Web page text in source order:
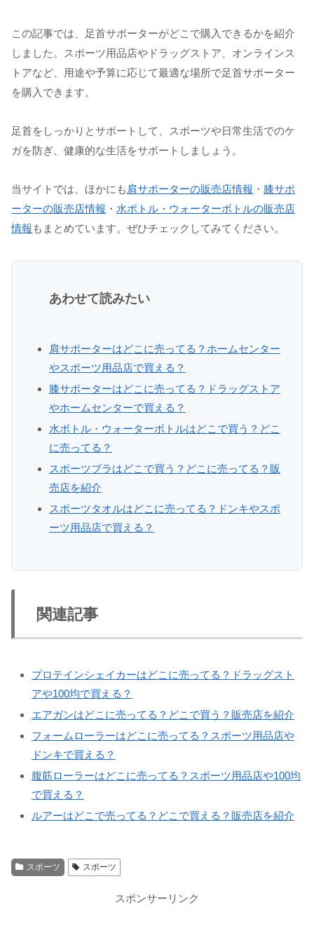
この記事では、足首サポーターがどこで購入できるかを紹介
しました。スポーツ用品店やドラッグストア、オンラインス
トアなど、用途や予算に応じて最適な場所で足首サポーター
を購入できます。
足首をしっかりとサポートして、スポーツや日常生活でのケ
ガを防ぎ、健康的な生活をサポートしましょう。
当サイトでは、ほかにも 肩サポーターの販売店情報 ・ 膝サポ
ーターの販売店情報 ・ 水ボトル・ウォーターボトルの販売店
情報 もまとめています。ぜひチェックしてみてください。
あわせて読みたい
肩サポーターはどこに売ってる？ホームセンター
やスポーツ用品店で買える？
膝サポーターはどこに売ってる？ドラッグストア
やホームセンターで買える？
水ボトル・ウォーターボトルはどこで買う？どこ
に売ってる？
スポーツブラはどこで買う？どこに売ってる？販
売店を紹介
スポーツタオルはどこに売ってる？ドンキやスポ
ーツ用品店で買える？
関連記事
プロテインシェイカーはどこに売ってる？ドラッグスト
アや100均で買える？
エアガンはどこに売ってる？どこで買う？販売店を紹介
フォームローラーはどこに売ってる？スポーツ用品店や
ドンキで買える？
腹筋ローラーはどこに売ってる？スポーツ用品店や100均
で買える？
ルアーはどこで売ってる？どこで買える？販売店を紹介
スポーツ スポーツ
スポンサーリンク